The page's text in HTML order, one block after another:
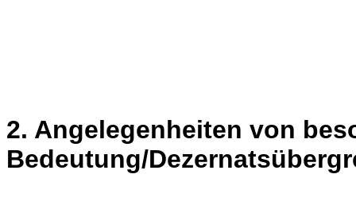
2. Angelegenheiten von
Bedeutung/